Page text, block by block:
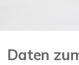
Daten